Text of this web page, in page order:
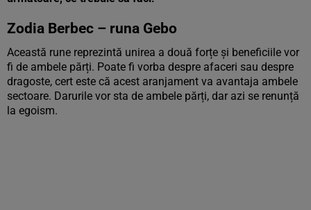
Zodia Berbec – runa Gebo
Această rune reprezintă unirea a două forțe și beneficiile vor
fi de ambele părți. Poate fi vorba despre afaceri sau despre
dragoste, cert este că acest aranjament va avantaja ambele
sectoare. Darurile vor sta de ambele părți, dar azi se renunță
la egoism.